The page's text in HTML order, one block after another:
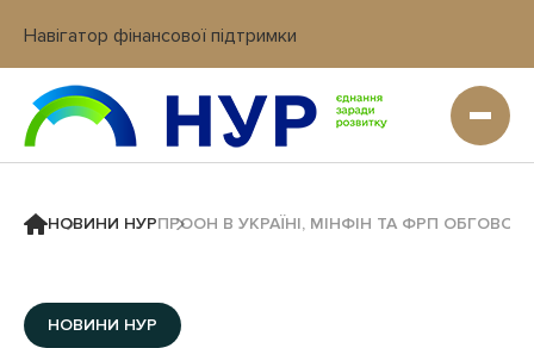
Навігатор фінансової підтримки
Вхід в кабінет IT платформи
НОВИНИ НУРПРООН В УКРАЇНІ, МІНФІН ТА ФРП
НОВИНИ НУР